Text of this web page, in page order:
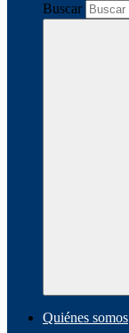
Buscar
Quiénes somos